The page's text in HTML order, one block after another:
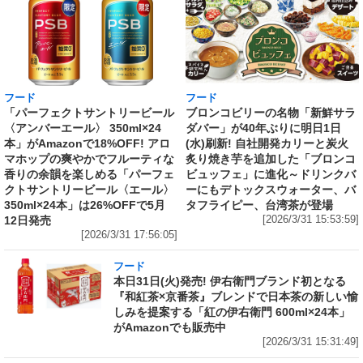
フード
「パーフェクトサントリービール
〈アンバーエール〉 350ml×24
本」がAmazonで18%OFF! アロ
マホップの爽やかでフルーティな
香りの余韻を楽しめる「パーフェ
クトサントリービール〈エール〉
350ml×24本」は26%OFFで5月
12日発売
[2026/3/31 17:56:05]
フード
ブロンコビリーの名物「新鮮サラ
ダバー」が40年ぶりに明日1日
(水)刷新! 自社開発カリーと炭火
炙り焼き芋を追加した「ブロンコ
ビュッフェ」に進化～ドリンクバ
ーにもデトックスウォーター、バ
タフライピー、台湾茶が登場
[2026/3/31 15:53:59]
フード
本日31日(火)発売! 伊右衛門ブランド初となる
『和紅茶×京番茶』ブレンドで日本茶の新しい愉
しみを提案する「紅の伊右衛門 600ml×24本」
がAmazonでも販売中
[2026/3/31 15:31:49]